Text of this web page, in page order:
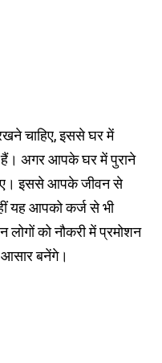
चाहिए, इससे घर में
हैं। अगर आपके घर में पुराने
इससे आपके जीवन से
यह आपको कर्ज से भी
लोगों को नौकरी में प्रमोशन
आसार बनेंगे।